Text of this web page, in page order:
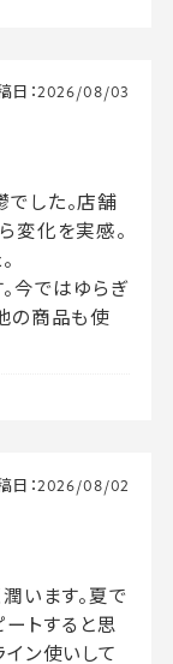
日：2026/08/03
した。店舗
変化を実感。
今ではゆらぎ
の商品も使
日：2026/08/02
います。夏で
トすると思
ン使いして